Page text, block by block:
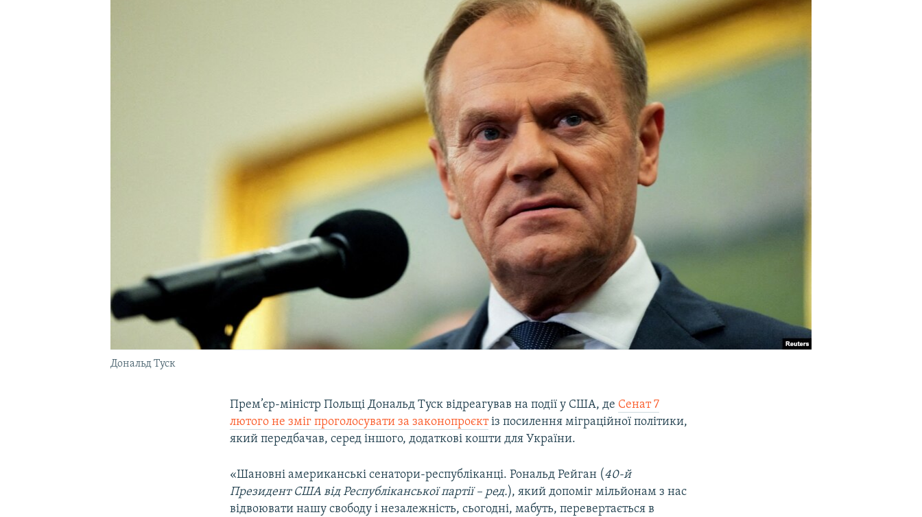
Дональд Туск
Прем’єр-міністр Польщі Дональд Туск відреагував на події у США, де Сенат 7
лютого не зміг проголосувати за законопроєктіз посилення міграційної політики,
який передбачав, серед іншого, додаткові кошти для України.
«Шановні американські сенатори-республіканці. Рональд Рейган (40-й
Президент США від Республіканської партії – ред.), який допоміг мільйонам з нас
відвоювати нашу свободу і незалежність, сьогодні, мабуть, перевертається в